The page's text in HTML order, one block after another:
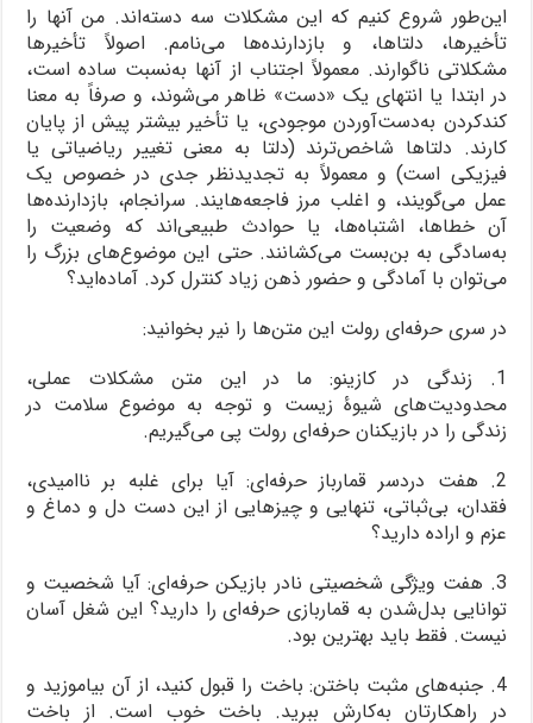
این‌طور شروع کنیم که این مشکلات سه دسته‌اند. من آنها را
تأخیرها، دلتاها، و بازدارنده‌ها می‌نامم. اصولاً تأخیرها
مشکلاتی ناگوارند. معمولاً اجتناب از آنها به‌نسبت ساده است،
در ابتدا یا انتهای یک «دست» ظاهر می‌شوند، و صرفاً به معنا
کندکردن به‌دست‌آوردن موجودی، یا تأخیر بیشتر پیش از پایان
کارند. دلتاها شاخص‌ترند (دلتا به معنی تغییر ریاضیاتی یا
فیزیکی است) و معمولاً به تجدیدنظر جدی در خصوص یک
عمل می‌گویند، و اغلب مرز فاجعه‌هایند. سرانجام، بازدارنده‌ها
آن خطاها، اشتباه‌ها، یا حوادث طبیعی‌اند که وضعیت را
به‌سادگی به بن‌بست می‌کشانند. حتی این موضوع‌های بزرگ را
می‌توان با آمادگی و حضور ذهن زیاد کنترل کرد. آماده‌اید؟
در سری حرفه‌ای رولت این متن‌ها را نیر بخوانید:
1. زندگی در کازینو: ما در این متن مشکلات عملی،
محدودیت‌های شیوۀ زیست و توجه به موضوع سلامت در
زندگی را در بازیکنان حرفه‌ای رولت پی می‌گیریم.
2. هفت دردسر قمارباز حرفه‌ای: آیا برای غلبه بر ناامیدی،
فقدان، بی‌ثباتی، تنهایی و چیزهایی از این دست دل و دماغ و
عزم و اراده دارید؟
3. هفت ویژگی شخصیتی نادر بازیکن حرفه‌ای: آیا شخصیت و
توانایی بدل‌شدن به قماربازی حرفه‌ای را دارید؟ این شغل آسان
نیست. فقط باید بهترین بود.
4. جنبه‌های مثبت باختن: باخت را قبول کنید، از آن بیاموزید و
در راهکارتان به‌کارش ببرید. باخت خوب است. از باخت